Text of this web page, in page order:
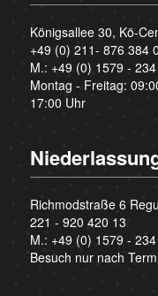
Königsallee 30, Kö-
+49 (0) 211- 876 384 0
M.: +49 (0) 1579 - 234
Montag - Freitag:
17:00 Uhr
Richmodstraße 6
221 - 920 420 13
M.: +49 (0) 1579 - 234
Besuch nur nach